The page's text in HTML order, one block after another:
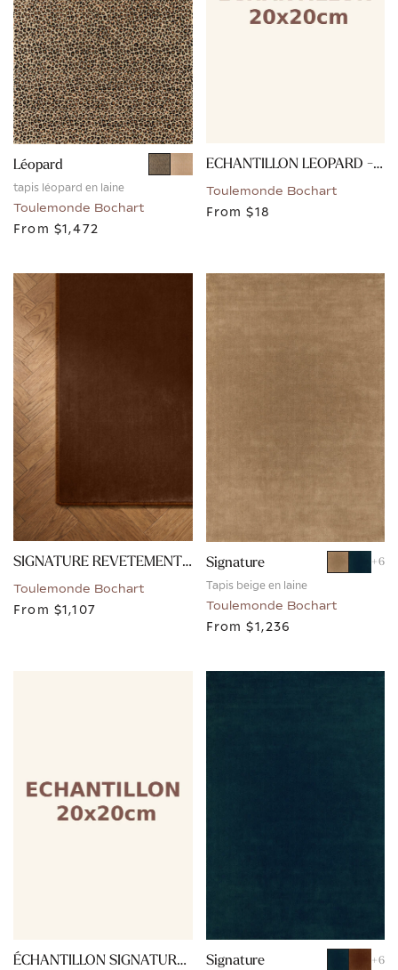
Léopard
tapis léopard en laine
Toulemonde Bochart
From $1,472
ECHANTILLON LEOPARD - NATUREL
Toulemonde Bochart
From $18
SIGNATURE REVETEMENT - BRUN CUIVRE
Toulemonde Bochart
From $1,107
Signature +6
Tapis beige en laine
Toulemonde Bochart
From $1,236
ÉCHANTILLON SIGNATURE - BLEU Signature +6